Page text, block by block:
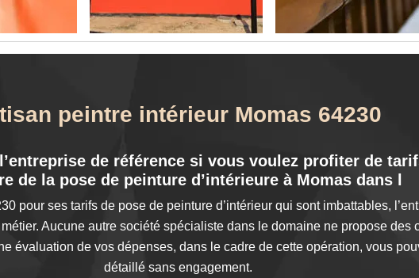
peintre intérieur Momas 64230
de référence si vous voulez profiter de
de la pose de peinture d’intérieure à Momas dans l
pour ses tarifs de pose de peinture d’intérieur qui sont imbattables,
Aucune autre société spécialiste dans le domaine ne propose des
évaluation de vos dépenses, dans le cadre de cette opération, vous
détaillé sans engagement.